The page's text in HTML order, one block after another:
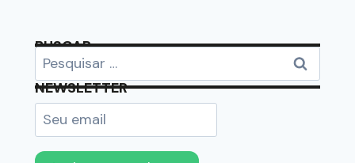
BUSCAR
NEWSLETTER